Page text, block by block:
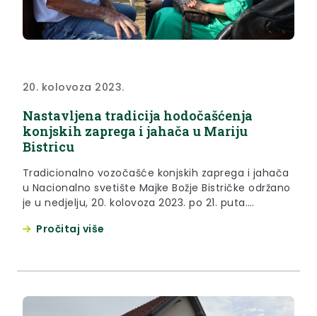
20. kolovoza 2023.
Nastavljena tradicija hodočašćenja
konjskih zaprega i jahača u Mariju
Bistricu
Tradicionalno vozočašće konjskih zaprega i jahača
u Nacionalno svetište Majke Božje Bistričke održano
je u nedjelju, 20. kolovoza 2023. po 21. puta.
kod željezničke stanice u Zlatar Bistrici, odakle su
Pročitaj više